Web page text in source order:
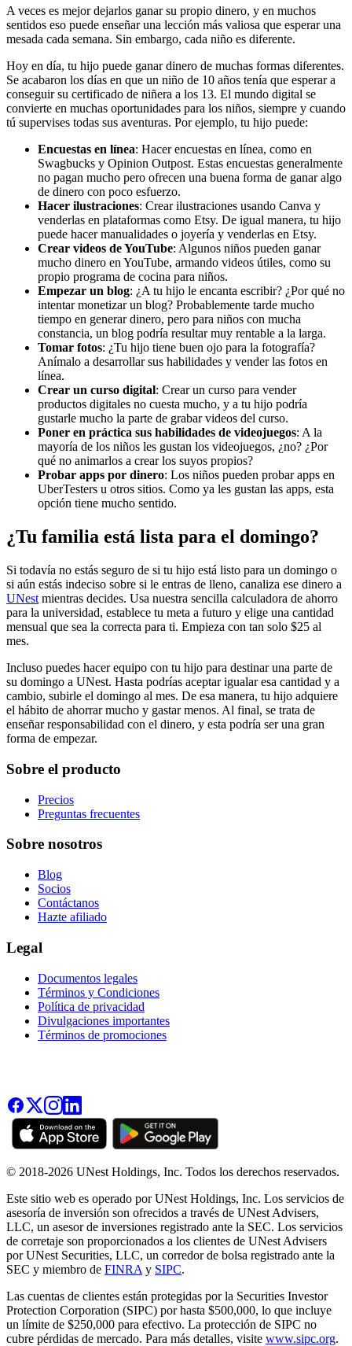
A veces es mejor dejarlos ganar su propio dinero, y en muchos
sentidos eso puede enseñar una lección más valiosa que esperar una
mesada cada semana. Sin embargo, cada niño es diferente.
Hoy en día, tu hijo puede ganar dinero de muchas formas diferentes.
Se acabaron los días en que un niño de 10 años tenía que esperar a
conseguir su certificado de niñera a los 13. El mundo digital se
convierte en muchas oportunidades para los niños, siempre y cuando
tú supervises todas sus aventuras. Por ejemplo, tu hijo puede:
Encuestas en línea: Hacer encuestas en línea, como en
Swagbucks y Opinion Outpost. Estas encuestas generalmente
no pagan mucho pero ofrecen una buena forma de ganar algo
de dinero con poco esfuerzo.
Hacer ilustraciones: Crear ilustraciones usando Canva y
venderlas en plataformas como Etsy. De igual manera, tu hijo
puede hacer manualidades o joyería y venderlas en Etsy.
Crear videos de YouTube: Algunos niños pueden ganar
mucho dinero en YouTube, armando videos útiles, como su
propio programa de cocina para niños.
Empezar un blog: ¿A tu hijo le encanta escribir? ¿Por qué no
intentar monetizar un blog? Probablemente tarde mucho
tiempo en generar dinero, pero para niños con mucha
constancia, un blog podría resultar muy rentable a la larga.
Tomar fotos: ¿Tu hijo tiene buen ojo para la fotografía?
Anímalo a desarrollar sus habilidades y vender las fotos en
línea.
Crear un curso digital: Crear un curso para vender
productos digitales no cuesta mucho, y a tu hijo podría
gustarle mucho la parte de grabar videos del curso.
Poner en práctica sus habilidades de videojuegos: A la
mayoría de los niños les gustan los videojuegos, ¿no? ¿Por
qué no animarlos a crear los suyos propios?
Probar apps por dinero: Los niños pueden probar apps en
UberTesters u otros sitios. Como ya les gustan las apps, esta
opción tiene mucho sentido.
¿Tu familia está lista para el domingo?
Si todavía no estás seguro de si tu hijo está listo para un domingo o
si aún estás indeciso sobre si le entras de lleno, canaliza ese dinero a
UNest mientras decides. Usa nuestra sencilla calculadora de ahorro
para la universidad, establece tu meta a futuro y elige una cantidad
mensual que sea la correcta para ti. Empieza con tan solo $25 al
mes.
Incluso puedes hacer equipo con tu hijo para destinar una parte de
su domingo a UNest. Hasta podrías aceptar igualar esa cantidad y a
cambio, subirle el domingo al mes. De esa manera, tu hijo adquiere
el hábito de ahorrar mucho y gastar menos. Al final, se trata de
enseñar responsabilidad con el dinero, y esta podría ser una gran
forma de empezar.
Sobre el producto
Precios
Preguntas frecuentes
Sobre nosotros
Blog
Socios
Contáctanos
Hazte afiliado
Legal
Documentos legales
Términos y Condiciones
Política de privacidad
Divulgaciones importantes
Términos de promociones
© 2018-2026 UNest Holdings, Inc. Todos los derechos reservados.
Este sitio web es operado por UNest Holdings, Inc. Los servicios de
asesoría de inversión son ofrecidos a través de UNest Advisers,
LLC, un asesor de inversiones registrado ante la SEC. Los servicios
de corretaje son proporcionados a los clientes de UNest Advisers
por UNest Securities, LLC, un corredor de bolsa registrado ante la
SEC y miembro de FINRA y SIPC.
Las cuentas de clientes están protegidas por la Securities Investor
Protection Corporation (SIPC) por hasta $500,000, lo que incluye
un límite de $250,000 para efectivo. La protección de SIPC no
cubre pérdidas de mercado. Para más detalles, visite www.sipc.org.